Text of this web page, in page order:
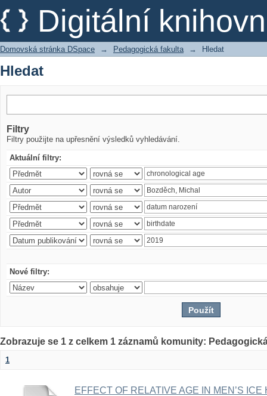
Digitální
Hledat
Domovská stránka DSpace → Pedagogická fakulta → Hledat
Hledat
Filtry
Filtry použijte na upřesnění výsledků vyhledávání.
Aktuální filtry:
Nové filtry:
Zobrazuje se 1 z celkem 1 záznamů komunity:
1
EFFECT OF RELATIVE AGE IN MEN’S